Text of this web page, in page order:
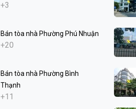
+3
Bán tòa nhà Phường Phú Nhuận
+20
Bán tòa nhà Phường Bình
Thạnh
+11